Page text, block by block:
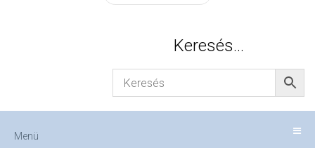
Keresés…
Menü